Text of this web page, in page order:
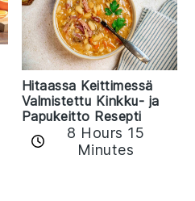
Hitaassa Keittimessä
Valmistettu Kinkku- ja
Papukeitto Resepti
8 Hours 15
Minutes